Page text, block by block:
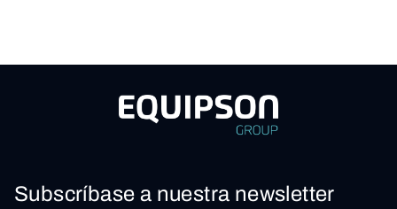
Subscríbase a nuestra newsletter